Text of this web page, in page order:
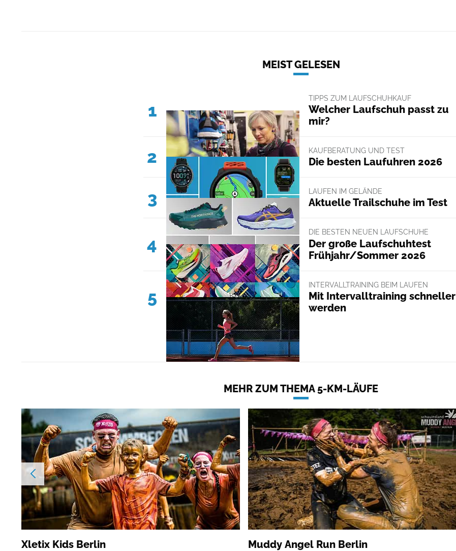
MEIST GELESEN
1
TIPPS ZUM LAUFSCHUHKAUF
Welcher Laufschuh passt zu
mir?
2 KAUFBERATUNG UND TEST
Die besten Laufuhren 2026
3 LAUFEN IM GELÄNDE
Aktuelle Trailschuhe im Test
4
DIE BESTEN NEUEN LAUFSCHUHE
Der große Laufschuhtest
Frühjahr/Sommer 2026
5
INTERVALLTRAINING BEIM LAUFEN
Mit Intervalltraining schneller
werden
MEHR ZUM THEMA 5-KM-LÄUFE
Xletix Kids Berlin Muddy Angel Run Berlin